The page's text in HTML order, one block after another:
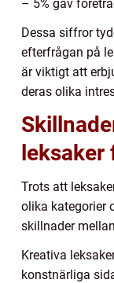
– 5% gav
Dessa siffror
efterfrågan på
är viktigt att
deras olika
leksaker
Trots att
olika kategorier
skillnader
Kreativa
konstnärliga